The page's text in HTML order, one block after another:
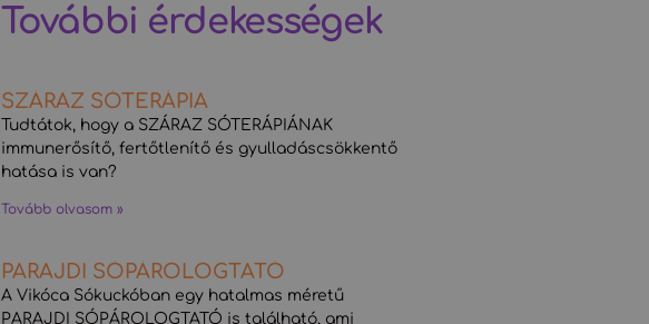
További érdekességek
SZÁRAZ SÓTERÁPIA
Tudtátok, hogy a SZÁRAZ SÓTERÁPIÁNAK
immunerősítő, fertőtlenítő és gyulladáscsökkentő
hatása is van?
Tovább olvasom »
PARAJDI SÓPÁROLOGTATÓ
A Vikóca Sókuckóban egy hatalmas méretű
PARAJDI SÓPÁROLOGTATÓ is található, ami